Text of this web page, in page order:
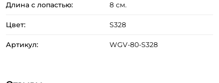
Длина с лопастью: 8 см.
Цвет: S328
Артикул: WGV-80-S328